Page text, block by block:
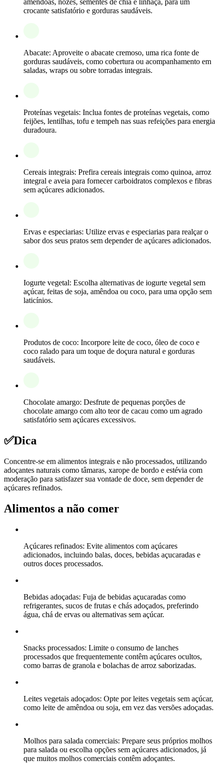
amêndoas, nozes, sementes de chia e linhaça, para um
crocante satisfatório e gorduras saudáveis.
Abacate: Aproveite o abacate cremoso, uma rica fonte de
gorduras saudáveis, como cobertura ou acompanhamento em
saladas, wraps ou sobre torradas integrais.
Proteínas vegetais: Inclua fontes de proteínas vegetais, como
feijões, lentilhas, tofu e tempeh nas suas refeições para energia
duradoura.
Cereais integrais: Prefira cereais integrais como quinoa, arroz
integral e aveia para fornecer carboidratos complexos e fibras
sem açúcares adicionados.
Ervas e especiarias: Utilize ervas e especiarias para realçar o
sabor dos seus pratos sem depender de açúcares adicionados.
Iogurte vegetal: Escolha alternativas de iogurte vegetal sem
açúcar, feitas de soja, amêndoa ou coco, para uma opção sem
laticínios.
Produtos de coco: Incorpore leite de coco, óleo de coco e
coco ralado para um toque de doçura natural e gorduras
saudáveis.
Chocolate amargo: Desfrute de pequenas porções de
chocolate amargo com alto teor de cacau como um agrado
satisfatório sem açúcares excessivos.
✅Dica
Concentre-se em alimentos integrais e não processados, utilizando
adoçantes naturais como tâmaras, xarope de bordo e estévia com
moderação para satisfazer sua vontade de doce, sem depender de
açúcares refinados.
Alimentos a não comer
Açúcares refinados: Evite alimentos com açúcares
adicionados, incluindo balas, doces, bebidas açucaradas e
outros doces processados.
Bebidas adoçadas: Fuja de bebidas açucaradas como
refrigerantes, sucos de frutas e chás adoçados, preferindo
água, chá de ervas ou alternativas sem açúcar.
Snacks processados: Limite o consumo de lanches
processados que frequentemente contêm açúcares ocultos,
como barras de granola e bolachas de arroz saborizadas.
Leites vegetais adoçados: Opte por leites vegetais sem açúcar,
como leite de amêndoa ou soja, em vez das versões adoçadas.
Molhos para salada comerciais: Prepare seus próprios molhos
para salada ou escolha opções sem açúcares adicionados, já
que muitos molhos comerciais contêm adoçantes.